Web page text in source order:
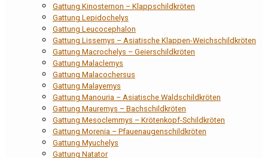
Gattung Kinosternon – Klappschildkröten
Gattung Lepidochelys
Gattung Leucocephalon
Gattung Lissemys – Asiatische Klappen-Weichschildkröten
Gattung Macrochelys – Geierschildkröten
Gattung Malaclemys
Gattung Malacochersus
Gattung Malayemys
Gattung Manouria – Asiatische Waldschildkröten
Gattung Mauremys – Bachschildkröten
Gattung Mesoclemmys – Krötenkopf-Schildkröten
Gattung Morenia – Pfauenaugenschildkröten
Gattung Myuchelys
Gattung Natator